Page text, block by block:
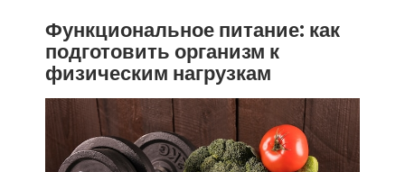
Функциональное питание: как
подготовить организм к
физическим нагрузкам